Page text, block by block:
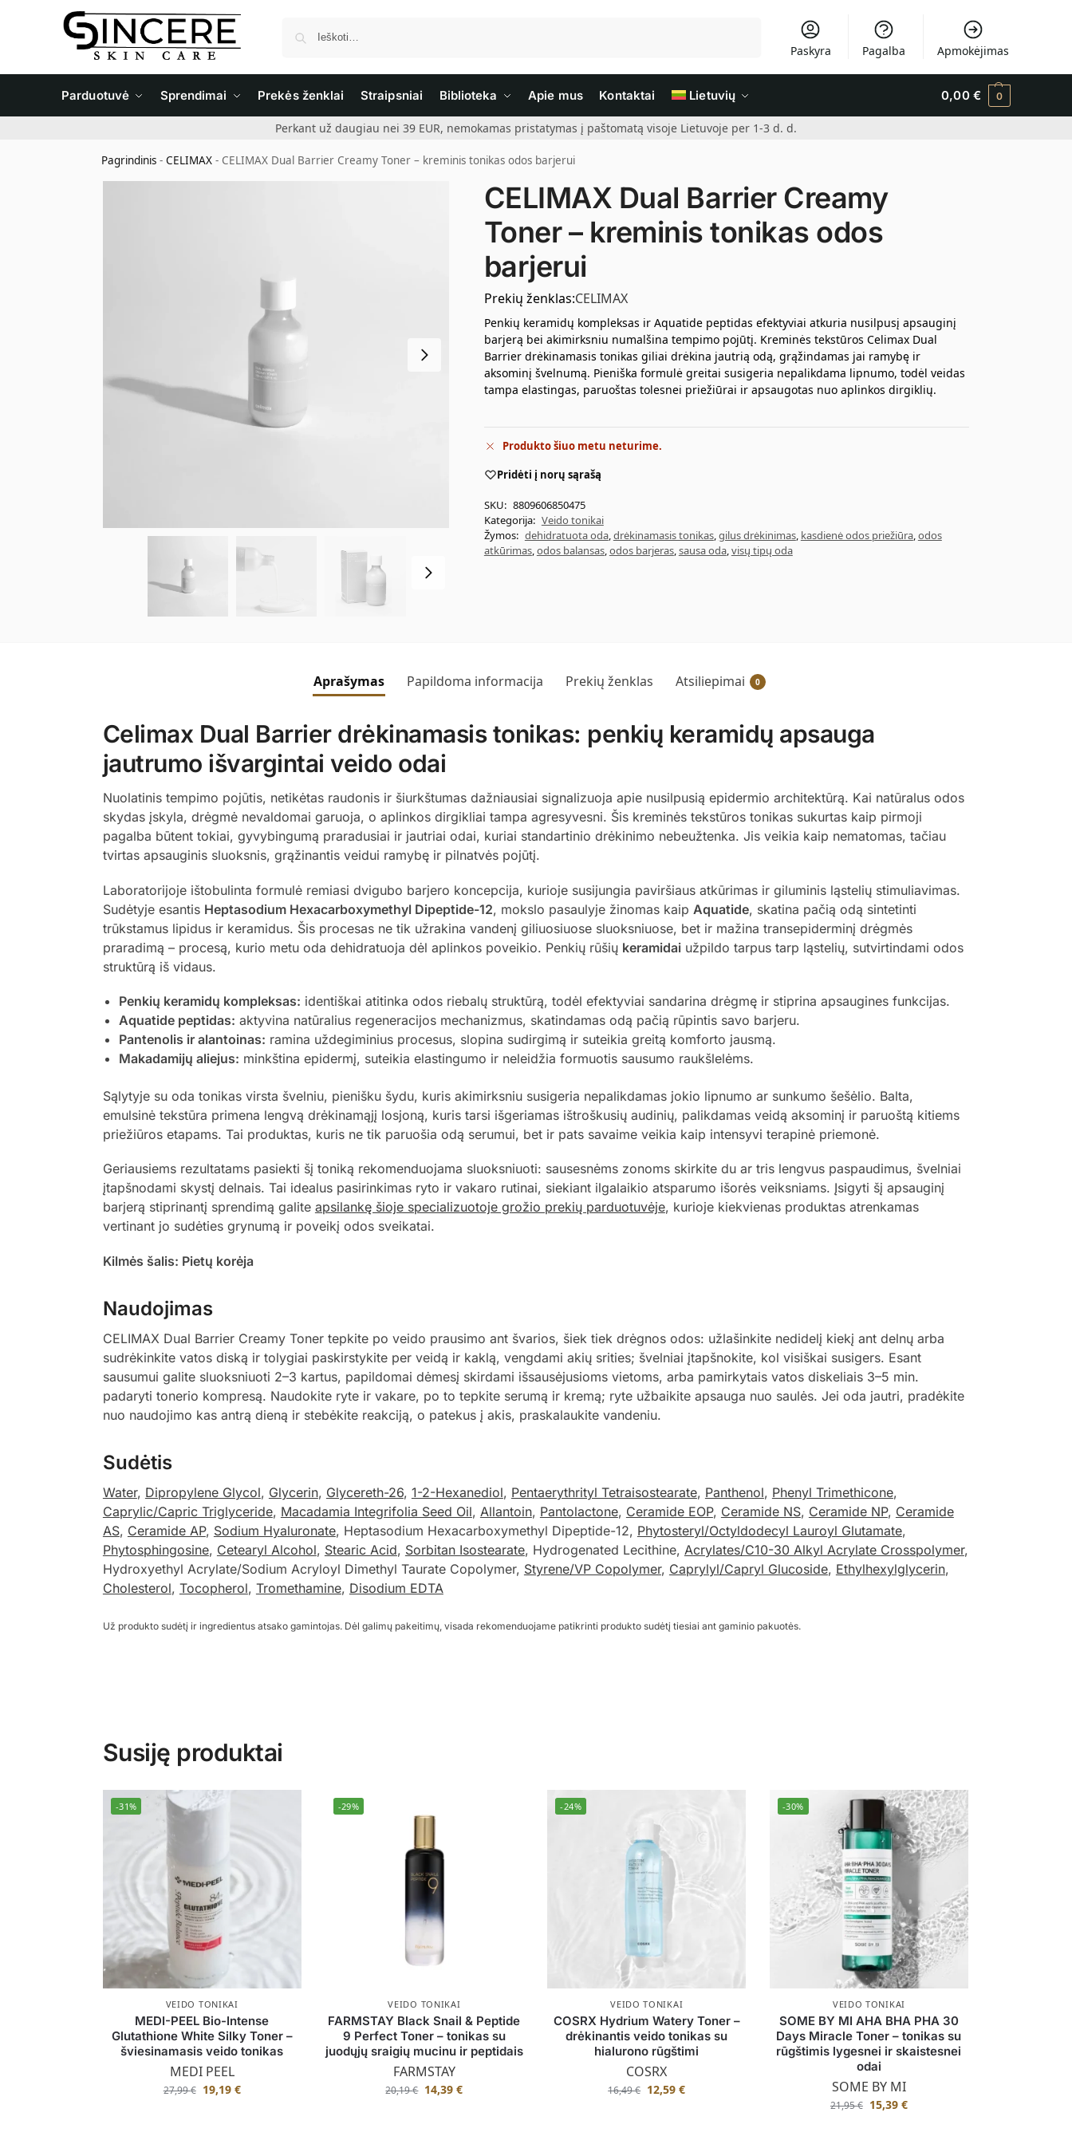
Paskyra Pagalba Apmokėjimas
Parduotuvė Sprendimai Prekės ženklai Straipsniai Biblioteka Apie mus Kontaktai Lietuvių 0,00 € 0
Perkant už daugiau nei 39 EUR, nemokamas pristatymas į paštomatą visoje Lietuvoje per 1-3 d. d.
Pagrindinis -CELIMAX - CELIMAX Dual Barrier Creamy Toner – kreminis tonikas odos barjerui
CELIMAX Dual Barrier Creamy
Toner – kreminis tonikas odos
barjerui
Prekių ženklas:CELIMAX
Penkių keramidų kompleksas ir Aquatide peptidas efektyviai atkuria nusilpusį apsauginį
barjerą bei akimirksniu numalšina tempimo pojūtį. Kreminės tekstūros Celimax Dual
Barrier drėkinamasis tonikas giliai drėkina jautrią odą, grąžindamas jai ramybę ir
aksominį švelnumą. Pieniška formulė greitai susigeria nepalikdama lipnumo, todėl veidas
tampa elastingas, paruoštas tolesnei priežiūrai ir apsaugotas nuo aplinkos dirgiklių.
Produkto šiuo metu neturime.
Pridėti į norų sąrašą
SKU: 8809606850475
Kategorija: Veido tonikai
Žymos: dehidratuota oda,drėkinamasis tonikas,gilus drėkinimas, kasdienė odos priežiūra,odos
atkūrimas,odos balansas,odos barjeras,sausa oda,visų tipų oda
Aprašymas Papildoma informacija Prekių ženklas Atsiliepimai 0
Celimax Dual Barrier drėkinamasis tonikas: penkių keramidų apsauga
jautrumo išvargintai veido odai
Nuolatinis tempimo pojūtis, netikėtas raudonis ir šiurkštumas dažniausiai signalizuoja apie nusilpusią epidermio architektūrą. Kai natūralus odos
skydas įskyla, drėgmė nevaldomai garuoja, o aplinkos dirgikliai tampa agresyvesni. Šis kreminės tekstūros tonikas sukurtas kaip pirmoji
pagalba būtent tokiai, gyvybingumą praradusiai ir jautriai odai, kuriai standartinio drėkinimo nebeužtenka. Jis veikia kaip nematomas, tačiau
tvirtas apsauginis sluoksnis, grąžinantis veidui ramybę ir pilnatvės pojūtį.
Laboratorijoje ištobulinta formulė remiasi dvigubo barjero koncepcija, kurioje susijungia paviršiaus atkūrimas ir giluminis ląstelių stimuliavimas.
Sudėtyje esantis Heptasodium Hexacarboxymethyl Dipeptide-12, mokslo pasaulyje žinomas kaip Aquatide, skatina pačią odą sintetinti
trūkstamus lipidus ir keramidus. Šis procesas ne tik užrakina vandenį giliuosiuose sluoksniuose, bet ir mažina transepiderminį drėgmės
praradimą – procesą, kurio metu oda dehidratuoja dėl aplinkos poveikio. Penkių rūšių keramidaiužpildo tarpus tarp ląstelių, sutvirtindami odos
struktūrą iš vidaus.
Penkių keramidų kompleksas: identiškai atitinka odos riebalų struktūrą, todėl efektyviai sandarina drėgmę ir stiprina apsaugines funkcijas.
Aquatide peptidas: aktyvina natūralius regeneracijos mechanizmus, skatindamas odą pačią rūpintis savo barjeru.
Pantenolis ir alantoinas: ramina uždegiminius procesus, slopina sudirgimą ir suteikia greitą komforto jausmą.
Makadamijų aliejus: minkština epidermį, suteikia elastingumo ir neleidžia formuotis sausumo raukšlelėms.
Sąlytyje su oda tonikas virsta švelniu, pienišku šydu, kuris akimirksniu susigeria nepalikdamas jokio lipnumo ar sunkumo šešėlio. Balta,
emulsinė tekstūra primena lengvą drėkinamąjį losjoną, kuris tarsi išgeriamas ištroškusių audinių, palikdamas veidą aksominį ir paruoštą kitiems
priežiūros etapams. Tai produktas, kuris ne tik paruošia odą serumui, bet ir pats savaime veikia kaip intensyvi terapinė priemonė.
Geriausiems rezultatams pasiekti šį toniką rekomenduojama sluoksniuoti: sausesnėms zonoms skirkite du ar tris lengvus paspaudimus, švelniai
įtapšnodami skystį delnais. Tai idealus pasirinkimas ryto ir vakaro rutinai, siekiant ilgalaikio atsparumo išorės veiksniams. Įsigyti šį apsauginį
barjerą stiprinantį sprendimą galite apsilankę šioje specializuotoje grožio prekių parduotuvėje, kurioje kiekvienas produktas atrenkamas
vertinant jo sudėties grynumą ir poveikį odos sveikatai.
Kilmės šalis: Pietų korėja
Naudojimas
CELIMAX Dual Barrier Creamy Toner tepkite po veido prausimo ant švarios, šiek tiek drėgnos odos: užlašinkite nedidelį kiekį ant delnų arba
sudrėkinkite vatos diską ir tolygiai paskirstykite per veidą ir kaklą, vengdami akių srities; švelniai įtapšnokite, kol visiškai susigers. Esant
sausumui galite sluoksniuoti 2–3 kartus, papildomai dėmesį skirdami išsausėjusioms vietoms, arba pamirkytais vatos diskeliais 3–5 min.
padaryti tonerio kompresą. Naudokite ryte ir vakare, po to tepkite serumą ir kremą; ryte užbaikite apsauga nuo saulės. Jei oda jautri, pradėkite
nuo naudojimo kas antrą dieną ir stebėkite reakciją, o patekus į akis, praskalaukite vandeniu.
Sudėtis
Water, Dipropylene Glycol, Glycerin, Glycereth-26, 1-2-Hexanediol, Pentaerythrityl Tetraisostearate, Panthenol, Phenyl Trimethicone,
Caprylic/Capric Triglyceride, Macadamia Integrifolia Seed Oil, Allantoin, Pantolactone, Ceramide EOP, Ceramide NS, Ceramide NP, Ceramide
AS, Ceramide AP, Sodium Hyaluronate, Heptasodium Hexacarboxymethyl Dipeptide-12, Phytosteryl/Octyldodecyl Lauroyl Glutamate,
Phytosphingosine, Cetearyl Alcohol, Stearic Acid, Sorbitan Isostearate, Hydrogenated Lecithine, Acrylates/C10-30 Alkyl Acrylate Crosspolymer,
Hydroxyethyl Acrylate/Sodium Acryloyl Dimethyl Taurate Copolymer, Styrene/VP Copolymer, Caprylyl/Capryl Glucoside, Ethylhexylglycerin,
Cholesterol, Tocopherol, Tromethamine, Disodium EDTA
Už produkto sudėtį ir ingredientus atsako gamintojas. Dėl galimų pakeitimų, visada rekomenduojame patikrinti produkto sudėtį tiesiai ant gaminio pakuotės.
Susiję produktai
-31%
VEIDO TONIKAI
MEDI-PEEL Bio-Intense
Glutathione White Silky Toner –
šviesinamasis veido tonikas
MEDI PEEL
27,99€ 19,19 €
-29%
VEIDO TONIKAI
FARMSTAY Black Snail & Peptide
9 Perfect Toner – tonikas su
juodųjų sraigių mucinu ir peptidais
FARMSTAY
20,19€ 14,39€
-24%
VEIDO TONIKAI
COSRX Hydrium Watery Toner –
drėkinantis veido tonikas su
hialurono rūgštimi
COSRX
16,49€ 12,59€
-30%
VEIDO TONIKAI
SOME BY MI AHA BHA PHA 30
Days Miracle Toner – tonikas su
rūgštimis lygesnei ir skaistesnei
odai
SOME BY MI
21,95€ 15,39 €